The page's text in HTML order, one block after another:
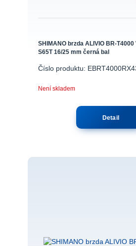
SHIMANO brzda ALIVIO BR-T4000
S65T 16/25 mm černá bal
Číslo produktu:
Není skladem
Detail